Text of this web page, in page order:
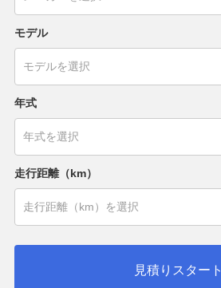
モデル
年式
走行距離（km）
見積りスタート